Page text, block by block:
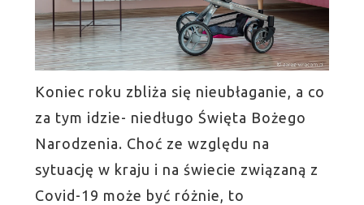
Koniec roku zbliża się nieubłaganie, a co
za tym idzie- niedługo Święta Bożego
Narodzenia. Choć ze względu na
sytuację w kraju i na świecie związaną z
Covid-19 może być różnie, to